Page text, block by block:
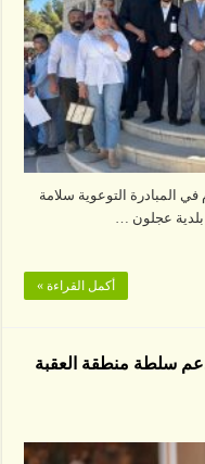
المبادرة التوعوية سلامة
بلدية عجلون …
أكمل القراءة »
دعم سلطة منطقة العقبة